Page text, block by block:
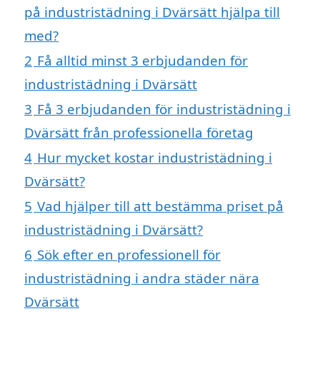
på industristädning i Dvärsätt hjälpa till
med?
2 Få alltid minst 3 erbjudanden för
industristädning i Dvärsätt
3 Få 3 erbjudanden för industristädning i
Dvärsätt från professionella företag
4 Hur mycket kostar industristädning i
Dvärsätt?
5 Vad hjälper till att bestämma priset på
industristädning i Dvärsätt?
6 Sök efter en professionell för
industristädning i andra städer nära
Dvärsätt